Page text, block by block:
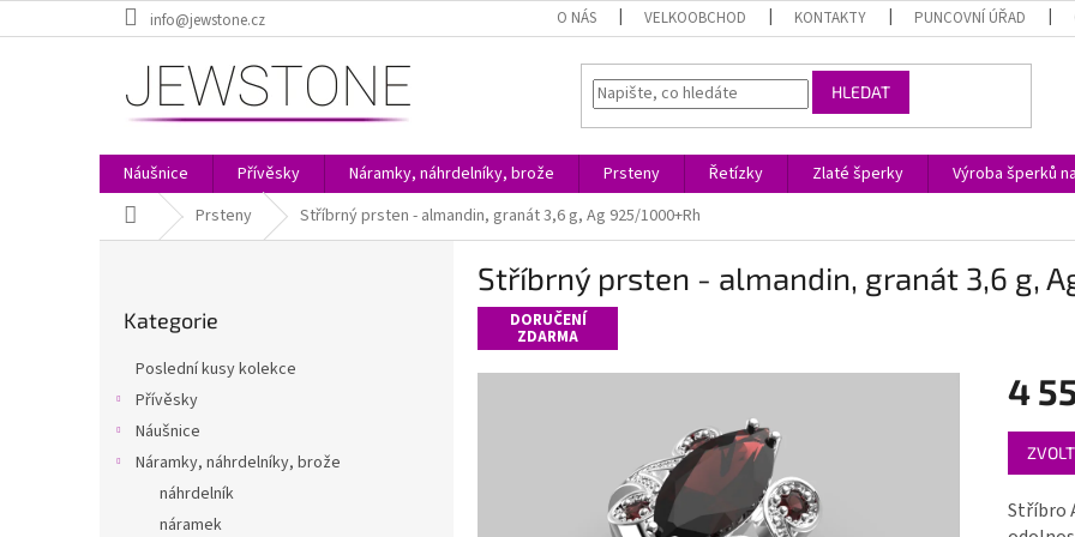
na
info@jewstone.cz O NÁS VELKOOBCHOD KONTAKTY PUNCOVNÍ ÚŘAD
HLEDAT
Náušnice Přívěsky Náramky, náhrdelníky, brože Prsteny Řetízky Zlaté šperky Výroba šperků
Domů Prsteny Stříbrný prsten - almandin, granát 3,6 g, Ag 925/1000+Rh
kategorie
Kategorie
Poslední kusy kolekce
Přívěsky
Náušnice
Náramky, náhrdelníky, brože
náhrdelník
náramek
Stříbrný prsten - almandin, granát 3,6 g,
DORUČENÍ
ZDARMA
4
Měrná
cena:
Stříbro